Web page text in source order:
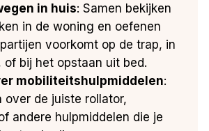
in huis: Samen bekijken
in de woning en oefenen
voorkomt op de trap, in
of bij het opstaan uit bed.
mobiliteitshulpmiddelen:
over de juiste rollator,
andere hulpmiddelen die je